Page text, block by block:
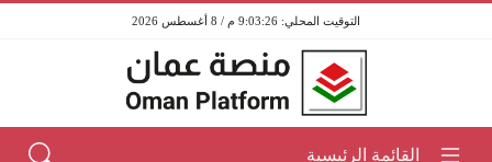
9:03:26 م / 8 أغسطس 2026